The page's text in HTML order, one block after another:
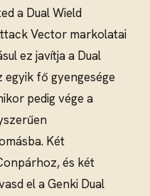
a Dual Wield
Vector markolatai
ez javítja a Dual
egyik fő gyengesége
pedig vége a
Két
és két
el a Genki Dual